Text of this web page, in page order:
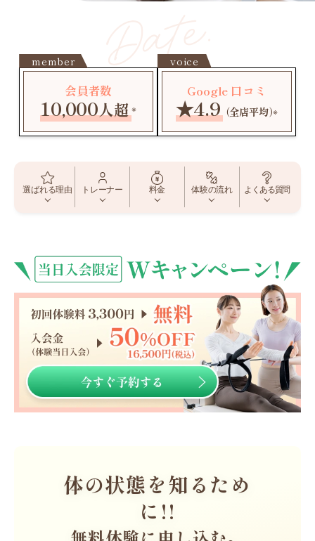
member
会員者数
10,000人超 ※
voice
Google 口コミ
★4.9（全店平均）
※
選ばれる理由 トレーナー 料金 体験の流れ よくある質問
体の状態を知るため
に!!